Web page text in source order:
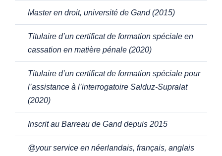
Master en droit, université de Gand (2015)
Titulaire d’un certificat de formation spéciale en
cassation en matière pénale (2020)
Titulaire d’un certificat de formation spéciale pour
l’assistance à l’interrogatoire Salduz-Supralat
(2020)
Inscrit au Barreau de Gand depuis 2015
@your service en néerlandais, français, anglais